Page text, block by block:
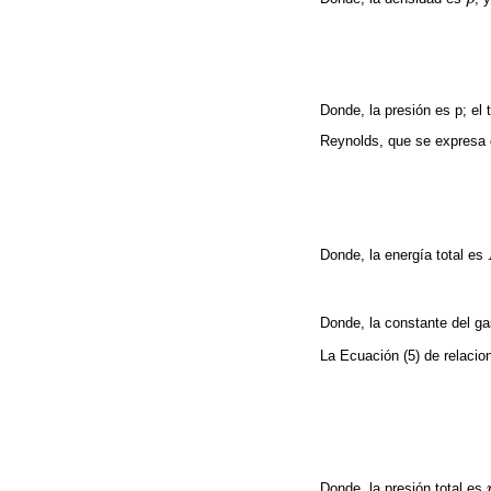
Donde, la presión es p; el
Reynolds, que se expresa
Donde, la energía total es
Donde, la constante del
La Ecuación (5) de